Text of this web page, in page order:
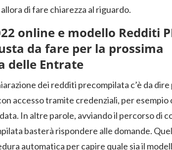
di fare chiarezza al riguardo.
online e modello Redditi
da fare per la prossima
delle Entrate
dei redditi precompilata c’è da dire
accesso tramite credenziali, per esempio
In altre parole, avviando il percorso di
basterà rispondere alle domande.
automatica per capire quale sia il